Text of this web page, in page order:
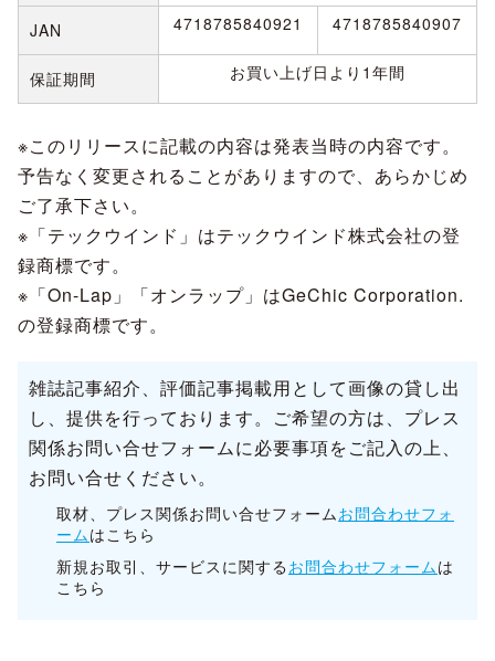
JAN
4718785840921 4718785840907
保証期間 お買い上げ日より1年間
※このリリースに記載の内容は発表当時の内容です。
予告なく変更されることがありますので、あらかじめ
ご了承下さい。
※「テックウインド」はテックウインド株式会社の登
録商標です。
※「On-Lap」「オンラップ」はGeChic Corporation.
の登録商標です。
雑誌記事紹介、評価記事掲載用として画像の貸し出
し、提供を行っております。ご希望の方は、プレス
関係お問い合せフォームに必要事項をご記入の上、
お問い合せください。
取材、プレス関係お問い合せフォームお問合わせフォ
ームはこちら
新規お取引、サービスに関するお問合わせフォームは
こちら